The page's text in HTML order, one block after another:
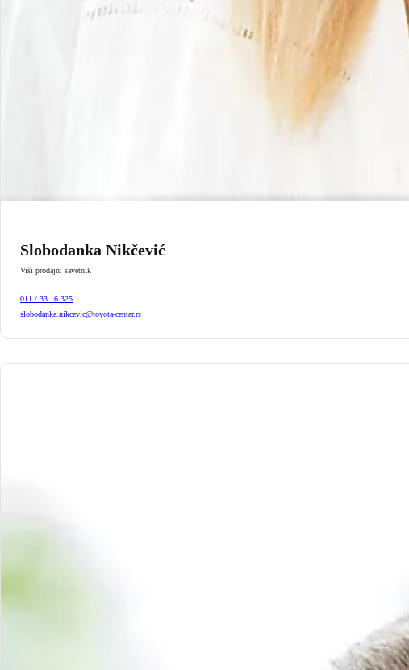
Slobodanka Nikčević
Viši prodajni savetnik
011 / 33 16 325
slobodanka.nikcevic@toyota-centar.rs